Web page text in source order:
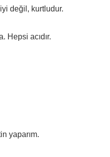
değil, kurtludur.
Hepsi acıdır.
yaparım.